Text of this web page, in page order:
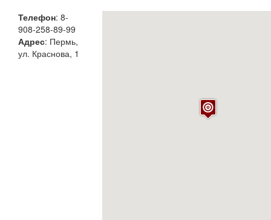
Телефон: 8-
908-258-89-99
Адрес: Пермь,
ул. Краснова, 1